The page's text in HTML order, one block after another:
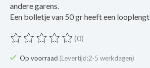
andere garens.
Een bolletje van 50 gr heeft een
De beoordeling van dit product is
(0)
Op voorraad (Levertijd:2-5 werkdagen)